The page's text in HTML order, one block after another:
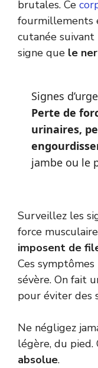
brutales. Ce
fourmillements
cutanée
signe que le
Signes
Perte de
urinaires,
jambe ou le
Surveillez les
force
imposent de
Ces
sévère. On fait
pour éviter des
Ne négligez
légère, du pied.
absolue.